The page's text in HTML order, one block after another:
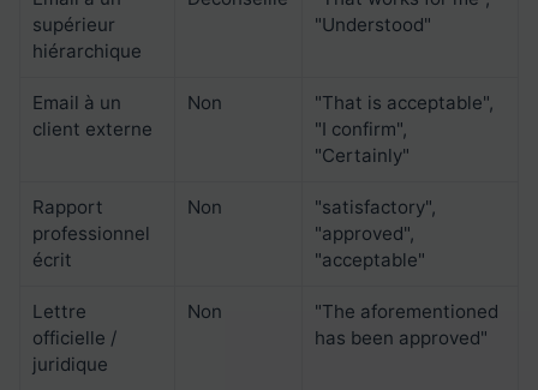
supérieur
hiérarchique
"Understood"
Email à un
client externe
Non
"That is acceptable",
"I confirm",
"Certainly"
Rapport
professionnel
écrit
Non
"satisfactory",
"approved",
"acceptable"
Lettre
officielle /
juridique
Non
"The aforementioned
has been approved"